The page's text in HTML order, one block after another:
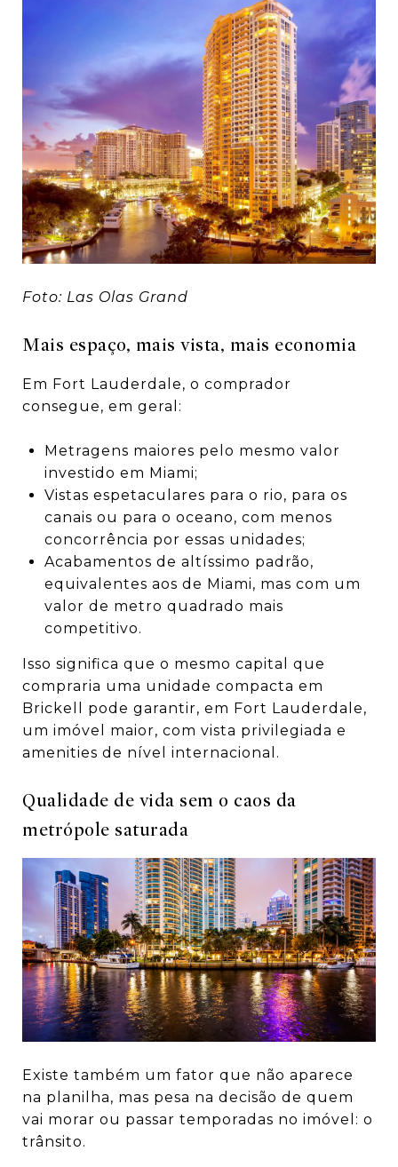
Foto: Las Olas Grand
Mais espaço, mais vista, mais economia
Em Fort Lauderdale, o comprador
consegue, em geral:
Metragens maiores pelo mesmo valor
investido em Miami;
Vistas espetaculares para o rio, para os
canais ou para o oceano, com menos
concorrência por essas unidades;
Acabamentos de altíssimo padrão,
equivalentes aos de Miami, mas com um
valor de metro quadrado mais
competitivo.
Isso significa que o mesmo capital que
compraria uma unidade compacta em
Brickell pode garantir, em Fort Lauderdale,
um imóvel maior, com vista privilegiada e
amenities de nível internacional.
Qualidade de vida sem o caos da
metrópole saturada
Existe também um fator que não aparece
na planilha, mas pesa na decisão de quem
vai morar ou passar temporadas no imóvel: o
trânsito.